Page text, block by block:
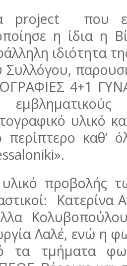
project που
η ίδια η
ιδιότητα
Συλλόγου,
4+1
υλικό
περίπτερο καθ’
προβολής
Κατερίνα
Λαλέ, ενώ η
τα τμήματα